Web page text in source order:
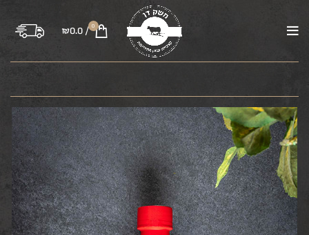
0
/
₪0.0